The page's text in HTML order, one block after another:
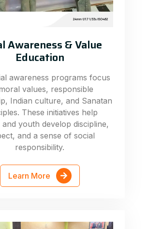
Awareness & Value
Education
awareness programs focus
values, responsible
Indian culture, and Sanatan
These initiatives help
youth develop discipline,
and a sense of social
responsibility.
Learn More